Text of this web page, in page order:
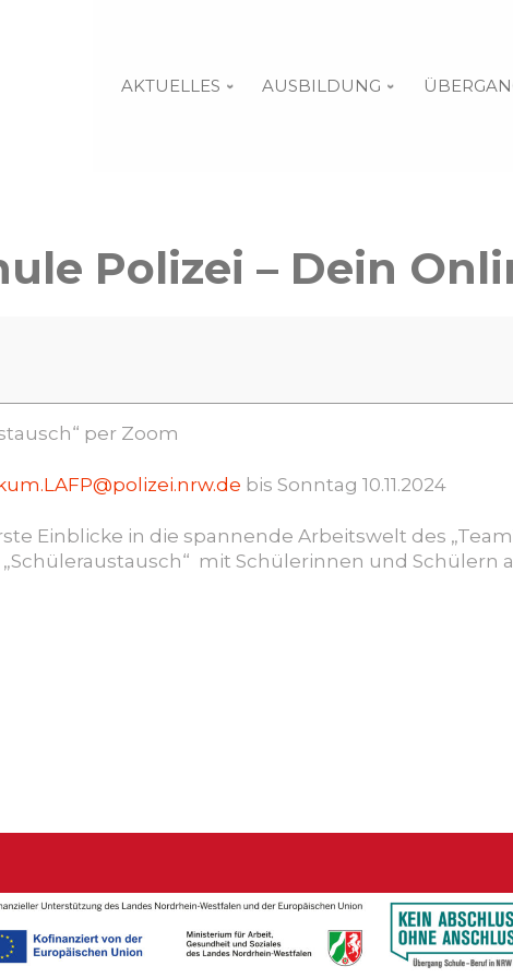
AKTUELLES AUSBILDUNG
Polizei – Dein
per Zoom
bis Sonntag 10.11.2024
Einblicke in die spannende Arbeitswelt des
mit Schülerinnen und Schülern